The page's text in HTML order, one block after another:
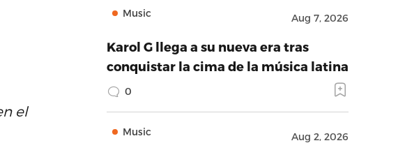
el
Music Aug 7, 2026
Karol G llega a su nueva era tras
conquistar la cima de la música latina
0
Music Aug 2, 2026